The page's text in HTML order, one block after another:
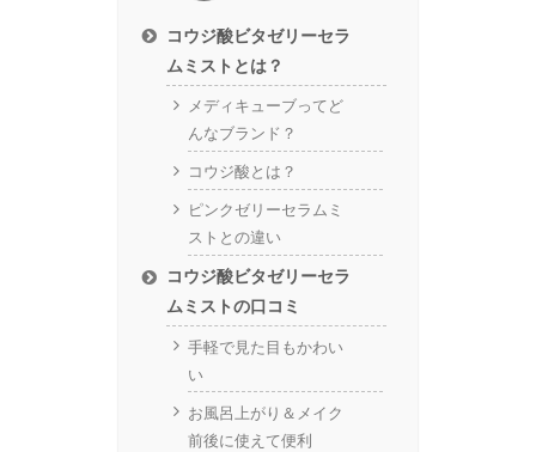
コウジ酸ビタゼリーセラ
ムミストとは？
メディキューブってど
んなブランド？
コウジ酸とは？
ピンクゼリーセラムミ
ストとの違い
コウジ酸ビタゼリーセラ
ムミストの口コミ
手軽で見た目もかわい
い
お風呂上がり＆メイク
前後に使えて便利